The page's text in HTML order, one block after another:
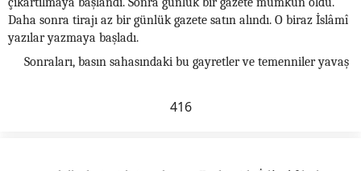
Daha sonra tirajı az bir günlük gazete satın alındı. O biraz İslâmî
yazılar yazmaya başladı.
Sonraları, basın sahasındaki bu gayretler ve temenniler yavaş
416